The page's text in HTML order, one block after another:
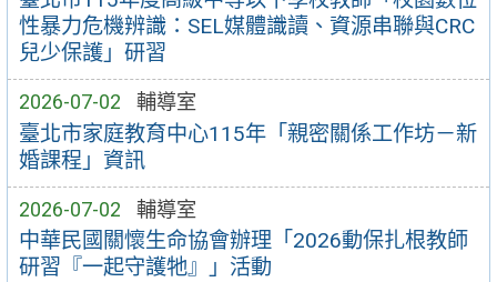
性暴力危機辨識：SEL媒體識讀、資源串聯與CRC
兒少保護」研習
2026-07-02 輔導室
臺北市家庭教育中心115年「親密關係工作坊－新
婚課程」資訊
2026-07-02 輔導室
中華民國關懷生命協會辦理「2026動保扎根教師
研習『一起守護牠』」活動